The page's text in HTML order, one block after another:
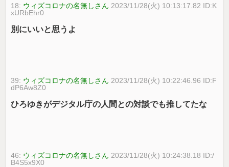
18: ウィズコロナの名無しさん 2023/11/28(火) 10:13:17.82 ID:K
xURbEhr0
別にいいと思うよ
39: ウィズコロナの名無しさん 2023/11/28(火) 10:22:46.96 ID:F
dP6Aw8Z0
ひろゆきがデジタル庁の人間との対談でも推してたな
46: ウィズコロナの名無しさん 2023/11/28(火) 10:24:38.18 ID:/
B4S5x9X0